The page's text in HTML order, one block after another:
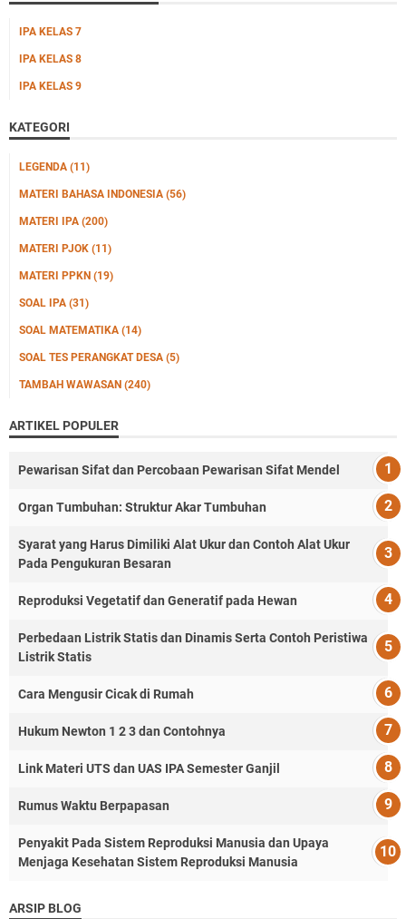
IPA KELAS 7
IPA KELAS 8
IPA KELAS 9
KATEGORI
LEGENDA (11)
MATERI BAHASA INDONESIA (56)
MATERI IPA (200)
MATERI PJOK (11)
MATERI PPKN (19)
SOAL IPA (31)
SOAL MATEMATIKA (14)
SOAL TES PERANGKAT DESA (5)
TAMBAH WAWASAN (240)
ARTIKEL POPULER
Pewarisan Sifat dan Percobaan Pewarisan Sifat Mendel
Organ Tumbuhan: Struktur Akar Tumbuhan
Syarat yang Harus Dimiliki Alat Ukur dan Contoh Alat Ukur
Pada Pengukuran Besaran
Reproduksi Vegetatif dan Generatif pada Hewan
Perbedaan Listrik Statis dan Dinamis Serta Contoh Peristiwa
Listrik Statis
Cara Mengusir Cicak di Rumah
Hukum Newton 1 2 3 dan Contohnya
Link Materi UTS dan UAS IPA Semester Ganjil
Rumus Waktu Berpapasan
Penyakit Pada Sistem Reproduksi Manusia dan Upaya
Menjaga Kesehatan Sistem Reproduksi Manusia
ARSIP BLOG